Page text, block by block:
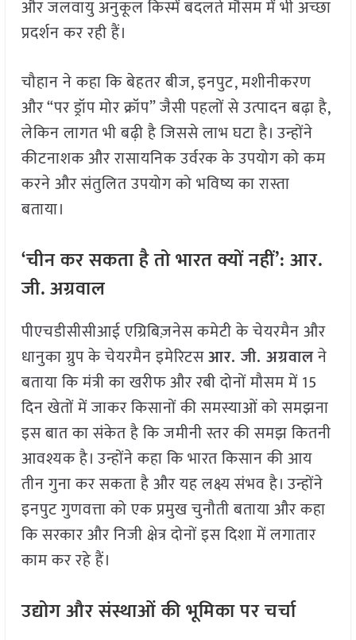
और जलवायु अनुकूल किस्में बदलते मौसम में भी अच्छा
प्रदर्शन कर रही हैं।
चौहान ने कहा कि बेहतर बीज, इनपुट, मशीनीकरण
और “पर ड्रॉप मोर क्रॉप” जैसी पहलों से उत्पादन बढ़ा है,
लेकिन लागत भी बढ़ी है जिससे लाभ घटा है। उन्होंने
कीटनाशक और रासायनिक उर्वरक के उपयोग को कम
करने और संतुलित उपयोग को भविष्य का रास्ता
बताया।
‘चीन कर सकता है तो भारत क्यों नहीं’: आर.
जी. अग्रवाल
पीएचडीसीसीआई एग्रिबिज़नेस कमेटी के चेयरमैन और
धानुका ग्रुप के चेयरमैन इमेरिटसआर. जी. अग्रवालने
बताया कि मंत्री का खरीफ और रबी दोनों मौसम में 15
दिन खेतों में जाकर किसानों की समस्याओं को समझना
इस बात का संकेत है कि जमीनी स्तर की समझ कितनी
आवश्यक है। उन्होंने कहा कि भारत किसान की आय
तीन गुना कर सकता है और यह लक्ष्य संभव है। उन्होंने
इनपुट गुणवत्ता को एक प्रमुख चुनौती बताया और कहा
कि सरकार और निजी क्षेत्र दोनों इस दिशा में लगातार
काम कर रहे हैं।
उद्योग और संस्थाओं की भूमिका पर चर्चा